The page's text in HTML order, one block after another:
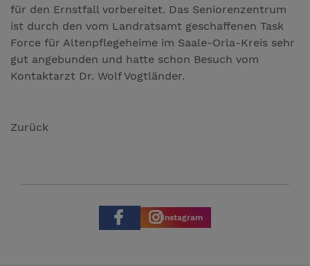
für den Ernstfall vorbereitet. Das Seniorenzentrum
ist durch den vom Landratsamt geschaffenen Task
Force für Altenpflegeheime im Saale-Orla-Kreis sehr
gut angebunden und hatte schon Besuch vom
Kontaktarzt Dr. Wolf Vogtländer.
Zurück
Instagram